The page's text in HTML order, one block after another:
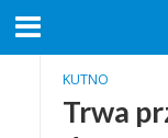
KUTNO
Trwa